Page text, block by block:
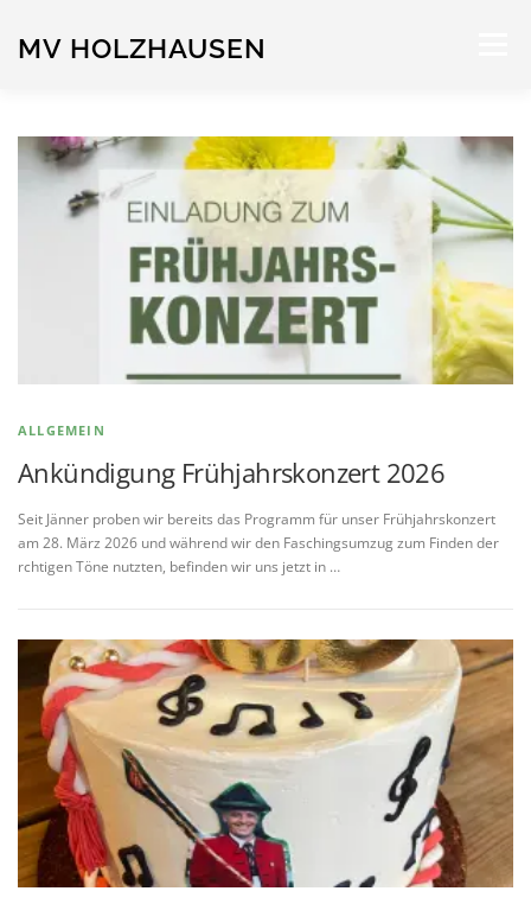
springen
MV HOLZHAUSEN
STARTSEITE NEUIGKEITEN ORCHESTER
TERMINE SPONSOREN IMPRESSUM
ALLGEMEIN
Ankündigung Frühjahrskonzert 2026
Seit Jänner proben wir bereits das Programm für unser Frühjahrskonzert
am 28. März 2026 und während wir den Faschingsumzug zum Finden der
rchtigen Töne nutzten, befinden wir uns jetzt in …